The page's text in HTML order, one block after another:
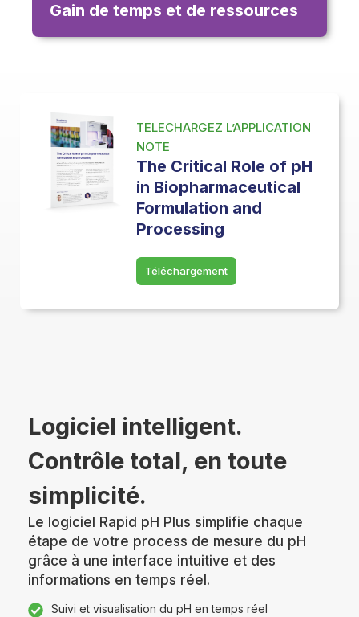
Gain de temps et de ressources
TELECHARGEZ L’APPLICATION
NOTE
The Critical Role of pH
in Biopharmaceutical
Formulation and
Processing
Téléchargement
Logiciel intelligent.
Contrôle total, en toute
simplicité.
Le logiciel Rapid pH Plus simplifie chaque
étape de votre process de mesure du pH
grâce à une interface intuitive et des
informations en temps réel.
Suivi et visualisation du pH en temps réel